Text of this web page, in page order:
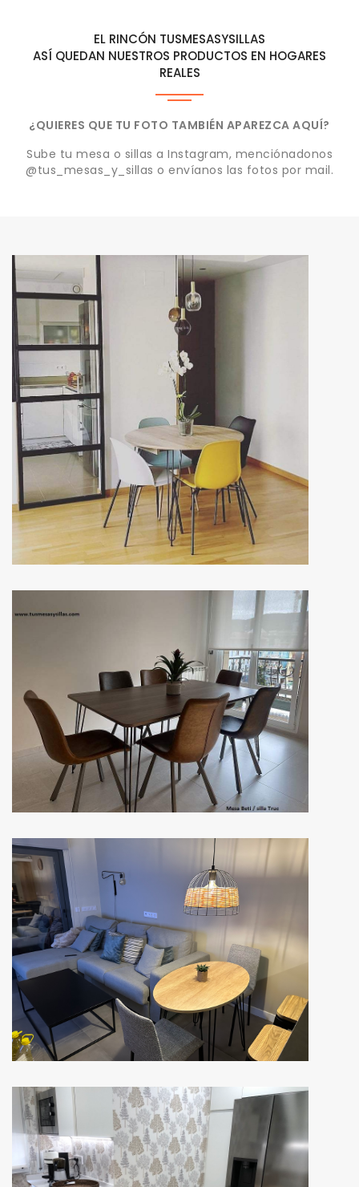
EL RINCÓN TUSMESASYSILLAS
ASÍ QUEDAN NUESTROS PRODUCTOS EN HOGARES
REALES
¿QUIERES QUE TU FOTO TAMBIÉN APAREZCA AQUÍ?
Sube tu mesa o sillas a Instagram, menciónadonos
@tus_mesas_y_sillas o envíanos las fotos por mail.